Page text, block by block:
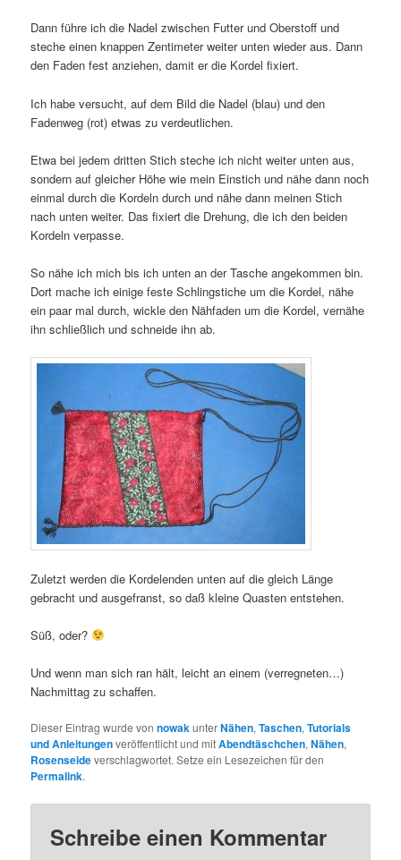
Dann führe ich die Nadel zwischen Futter und Oberstoff und
steche einen knappen Zentimeter weiter unten wieder aus. Dann
den Faden fest anziehen, damit er die Kordel fixiert.
Ich habe versucht, auf dem Bild die Nadel (blau) und den
Fadenweg (rot) etwas zu verdeutlichen.
Etwa bei jedem dritten Stich steche ich nicht weiter unten aus,
sondern auf gleicher Höhe wie mein Einstich und nähe dann noch
einmal durch die Kordeln durch und nähe dann meinen Stich
nach unten weiter. Das fixiert die Drehung, die ich den beiden
Kordeln verpasse.
So nähe ich mich bis ich unten an der Tasche angekommen bin.
Dort mache ich einige feste Schlingstiche um die Kordel, nähe
ein paar mal durch, wickle den Nähfaden um die Kordel, vernähe
ihn schließlich und schneide ihn ab.
Zuletzt werden die Kordelenden unten auf die gleich Länge
gebracht und ausgefranst, so daß kleine Quasten entstehen.
Süß, oder?
Und wenn man sich ran hält, leicht an einem (verregneten…)
Nachmittag zu schaffen.
Dieser Eintrag wurde vonnowakunterNähen,Taschen,Tutorials
und Anleitungenveröffentlicht und mitAbendtäschchen,Nähen,
Rosenseideverschlagwortet. Setze ein Lesezeichen für den
Permalink.
Schreibe einen Kommentar